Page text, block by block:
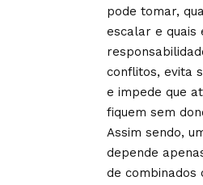
pode tomar,
escalar e quais
conflitos, evita
e impede que
fiquem sem
Assim sendo,
depende
de combinados